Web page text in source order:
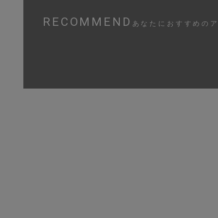
RECOMMEND あなたにおすすめの